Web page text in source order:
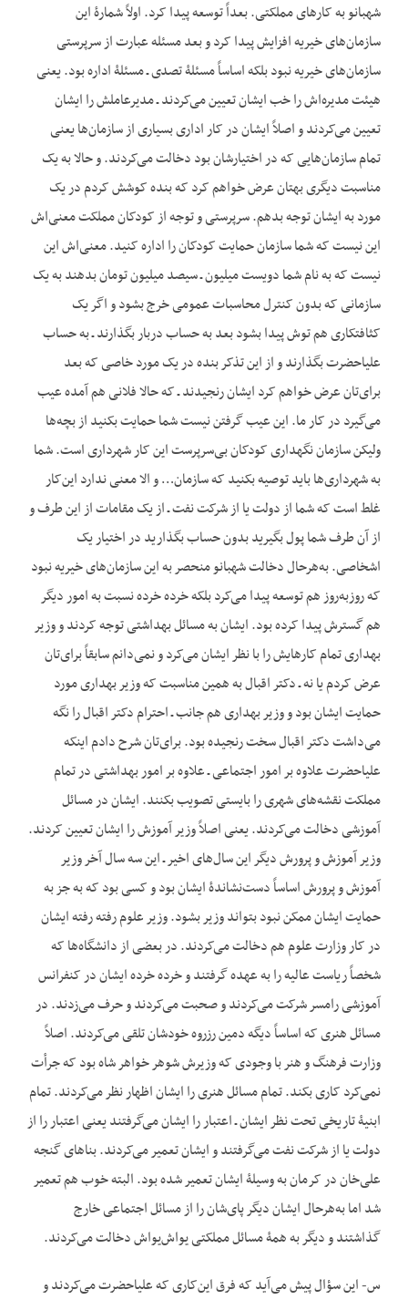
شهبانو به کارهای مملکتی. بعداً توسعه پیدا کرد. اولاً شمارۀ این
سازمان‌های خیریه افزایش پیدا کرد و بعد مسئله عبارت از سرپرستی
سازمان‌های خیریه نبود بلکه اساساً مسئلۀ تصدی ـ مسئلۀ اداره بود. یعنی
هیئت مدیره‌اش را خب ایشان تعیین می‌کردند ـ مدیرعاملش را ایشان
تعیین می‌کردند و اصلاً ایشان در کار اداری بسیاری از سازمان‌ها یعنی
تمام سازمان‌هایی که در اختیارشان بود دخالت می‌کردند. و حالا به یک
مناسبت دیگری بهتان عرض خواهم کرد که بنده کوشش کردم در یک
مورد به ایشان توجه بدهم. سرپرستی و توجه از کودکان مملکت معنی‌اش
این نیست که شما سازمان حمایت کودکان را اداره کنید. معنی‌اش این
نیست که به نام شما دویست میلیون ـ سیصد میلیون تومان بدهند به یک
سازمانی که بدون کنترل محاسبات عمومی خرج بشود و اگر یک
کثافت‏کاری هم توش پیدا بشود بعد به حساب دربار بگذارند ـ به حساب
علیاحضرت بگذارند و از این تذکر بنده در یک مورد خاصی که بعد
برای‌تان عرض خواهم کرد ایشان رنجیدند ـ که حالا فلانی هم آمده عیب
می‌گیرد در کار ما. این عیب گرفتن نیست شما حمایت بکنید از بچه‌ها
ولیکن سازمان نگهداری کودکان بی‌سرپرست این کار شهرداری است. شما
به شهرداری‌ها باید توصیه بکنید که سازمان… و الا معنی ندارد این‌کار
غلط است که شما از دولت یا از شرکت نفت ـ از یک مقامات از این طرف و
از آن طرف شما پول بگیرید بدون حساب بگذارید در اختیار یک
اشخاصی. به‌هرحال دخالت شهبانو منحصر به این سازمان‌های خیریه نبود
که روزبه‌روز هم توسعه پیدا می‌کرد بلکه خرده خرده نسبت به امور دیگر
هم گسترش پیدا کرده بود. ایشان به مسائل بهداشتی توجه کردند و وزیر
بهداری تمام کارهایش را با نظر ایشان می‌کرد و نمی‌دانم سابقاً برای‌تان
عرض کردم یا نه ـ دکتر اقبال به همین مناسبت که وزیر بهداری مورد
حمایت ایشان بود و وزیر بهداری هم جانب ـ احترام دکتر اقبال را نگه
می‌داشت دکتر اقبال سخت رنجیده بود. برای‌تان شرح دادم این‏که
علیاحضرت علاوه بر امور اجتماعی ـ علاوه بر امور بهداشتی در تمام
مملکت نقشه‌های شهری را بایستی تصویب بکنند. ایشان در مسائل
آموزشی دخالت می‌کردند. یعنی اصلاً وزیر آموزش را ایشان تعیین کردند.
وزیر آموزش و پرورش دیگر این سال‌های اخیر ـ این سه سال آخر وزیر
آموزش و پرورش اساساً دست‌نشاندۀ ایشان بود و کسی بود که به جز به
حمایت ایشان ممکن نبود بتواند وزیر بشود. وزیر علوم رفته رفته ایشان
در کار وزارت علوم هم دخالت می‌کردند. در بعضی از دانشگاه‌ها که
شخصاً ریاست عالیه را به عهده گرفتند و خرده خرده ایشان در کنفرانس
آموزشی رامسر شرکت می‌کردند و صحبت می‌کردند و حرف می‌زدند. در
مسائل هنری که اساساً دیگه دمین رزروه خودشان تلقی می‌کردند. اصلاً
وزارت فرهنگ و هنر با وجودی که وزیرش شوهر خواهر شاه بود که جرأت
نمی‌کرد کاری بکند. تمام مسائل هنری را ایشان اظهار نظر می‌کردند. تمام
ابنیۀ تاریخی تحت نظر ایشان ـ اعتبار را ایشان می‌گرفتند یعنی اعتبار را از
دولت یا از شرکت نفت می‌گرفتند و ایشان تعمیر می‌کردند. بناهای گنجه
علی‌خان در کرمان به وسیلۀ ایشان تعمیر شده بود. البته خوب هم تعمیر
شد اما به‌هرحال ایشان دیگر پای‌شان را از مسائل اجتماعی خارج
گذاشتند و دیگر به همۀ مسائل مملکتی یواش‌یواش دخالت می‌کردند.
س- این سؤال پیش می‌آید که فرق این‌کاری که علیاحضرت می‌کردند و